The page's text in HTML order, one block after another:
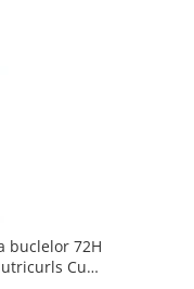
buclelor 72H
Curl